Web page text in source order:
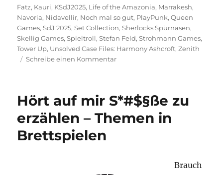
Fatz, Kauri, KSdJ2025, Life of the Amazonia, Marrakesh,
Navoria, Nidavellir, Noch mal so gut, PlayPunk,Queen
Games,SdJ 2025,Set Collection,Sherlocks Spürnasen,
Skellig Games,Spieltroll,Stefan Feld,Strohmann Games,
Tower Up, Unsolved Case Files: Harmony Ashcroft,Zenith
Schreibe einen Kommentarzu
so?
Juni
Hört auf mir S*#$§ße zu
erzählen – Themen in
Brettspielen
Brauch